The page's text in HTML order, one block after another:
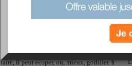
Bannane jaune§
Sports Nationaux
La Yole: Ce sport traditionnel consiste à
pendant des heures pour faire contrepoids
faire, il peut ecoper, ou, mieux, godiller.§
Je